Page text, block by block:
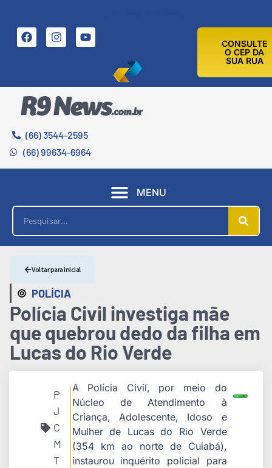
CONSULTE
O CEP DA
SUA RUA
(66) 3544-2595
(66) 99634-6964
MENU
POLÍCIA
Voltar para inicial
Polícia Civil investiga mãe
que quebrou dedo da filha em
Lucas do Rio Verde
P
J
C
M
T
A Polícia Civil, por meio do
Núcleo de Atendimento à
Criança, Adolescente, Idoso e
Mulher de Lucas do Rio Verde
(354 km ao norte de Cuiabá),
instaurou inquérito policial para